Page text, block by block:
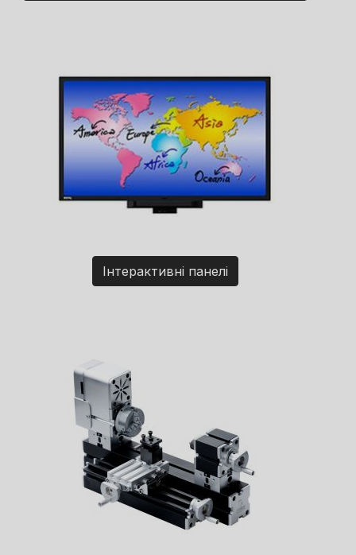
Інтерактивні панелі